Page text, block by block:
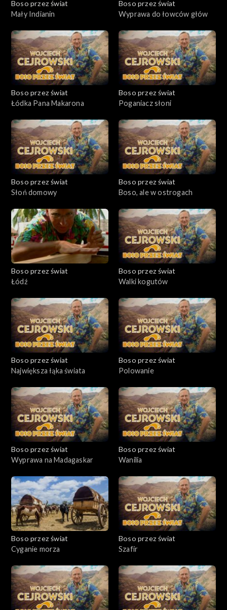
Boso przez świat
Mały Indianin
Boso przez świat
Wyprawa do łowców głów
Boso przez świat
Łódka Pana Makarona
Boso przez świat
Poganiacz słoni
Boso przez świat
Słoń domowy
Boso przez świat
Boso, ale w ostrogach
Boso przez świat
Łódź
Boso przez świat
Walki kogutów
Boso przez świat
Największa łąka świata
Boso przez świat
Polowanie
Boso przez świat
Wyprawa na Madagaskar
Boso przez świat
Wanilia
Boso przez świat
Cyganie morza
Boso przez świat
Szafir